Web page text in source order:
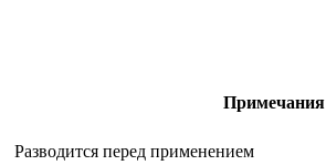
Примечания
Разводится перед применением